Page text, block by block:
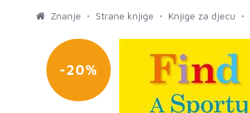
Znanje Strane knjige Knjige za djecu
-20%